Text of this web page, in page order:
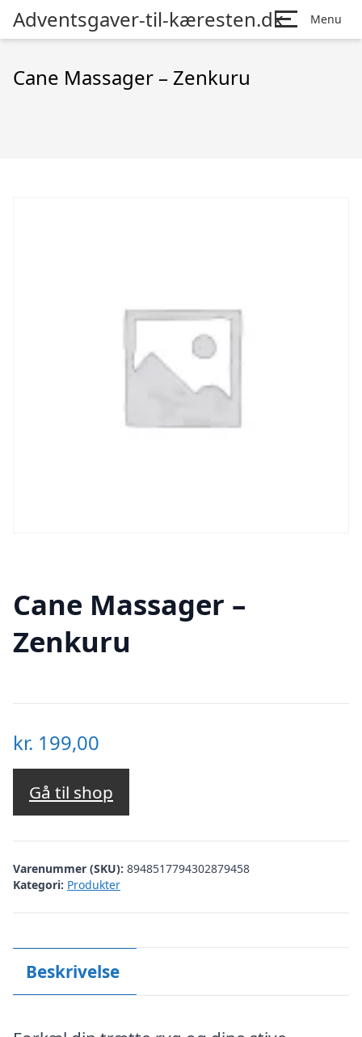
Adventsgaver-til-kæresten.dk Menu
Cane Massager – Zenkuru
Cane Massager –
Zenkuru
kr. 199,00
Gå til shop
Varenummer (SKU): 8948517794302879458
Kategori: Produkter
Beskrivelse